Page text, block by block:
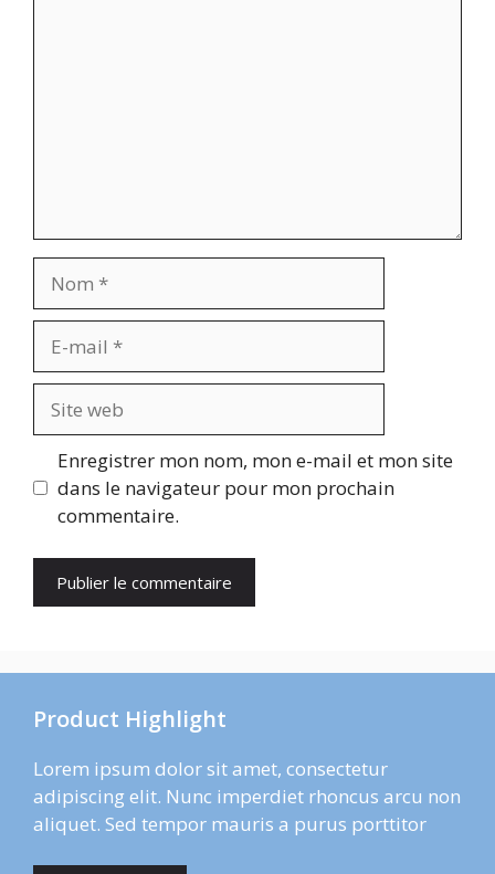
mail
web
Enregistrer mon nom, mon e-mail et mon site
dans le navigateur pour mon prochain
commentaire.
Product Highlight
Lorem ipsum dolor sit amet, consectetur
adipiscing elit. Nunc imperdiet rhoncus arcu non
aliquet. Sed tempor mauris a purus porttitor